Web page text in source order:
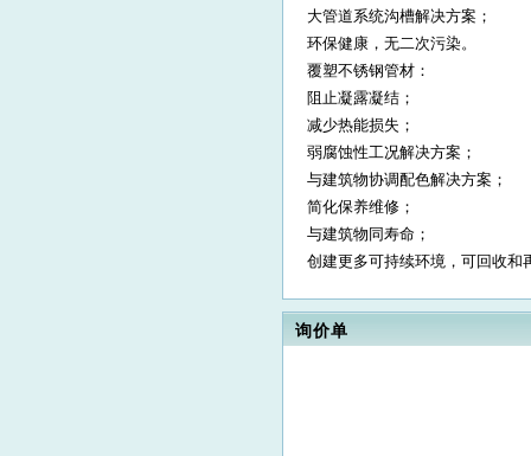
大管道系统沟槽解决方案；
环保健康，无二次污染。
覆塑不锈钢管材：
阻止凝露凝结；
减少热能损失；
弱腐蚀性工况解决方案；
与建筑物协调配色解决方案；
简化保养维修；
与建筑物同寿命；
创建更多可持续环境，可回收和
询价单